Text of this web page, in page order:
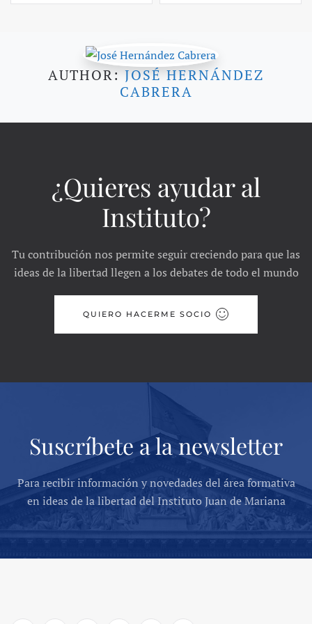
AUTHOR:JOSÉ HERNÁNDEZ
CABRERA
¿Quieres ayudar al
Instituto?
Tu contribución nos permite seguir creciendo para que las
ideas de la libertad llegen a los debates de todo el mundo
QUIERO HACERME SOCIO
Suscríbete a la newsletter
Para recibir información y novedades del área formativa
en ideas de la libertad del Instituto Juan de Mariana